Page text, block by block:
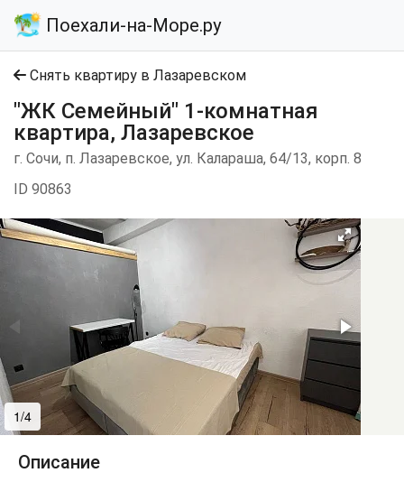
Поехали-на-Море.ру
Снять квартиру в Лазаревском
"ЖК Семейный" 1-комнатная
квартира, Лазаревское
г. Сочи, п. Лазаревское, ул. Калараша, 64/13, корп. 8
ID 90863
1/4
Описание